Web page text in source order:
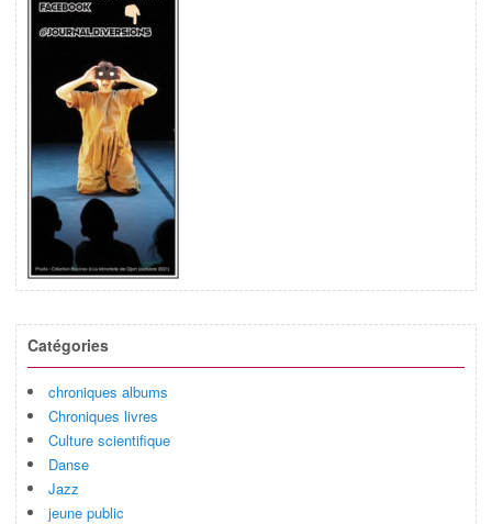
Catégories
chroniques albums
Chroniques livres
Culture scientifique
Danse
Jazz
jeune public